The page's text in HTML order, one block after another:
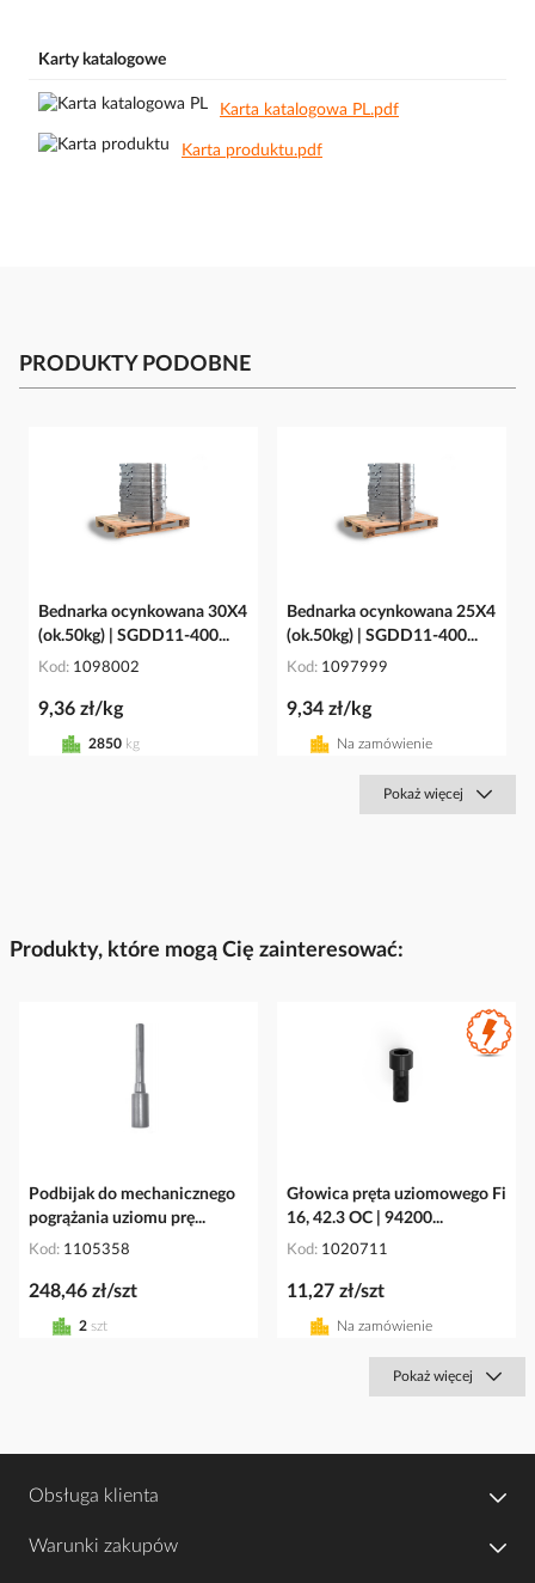
Karty katalogowe
Karta katalogowa PL.pdf
Karta produktu.pdf
PRODUKTY PODOBNE
Bednarka ocynkowana 30X4
(ok.50kg) | SGDD11-400...
Kod 1098002
9,36 zł/kg
2850 kg
Bednarka ocynkowana 25X4
(ok.50kg) | SGDD11-400...
Kod 1097999
9,34 zł/kg
Na zamówienie
Pokaż więcej
Produkty, które mogą Cię zainteresować:
Podbijak do mechanicznego
pogrążania uziomu prę...
Kod 1105358
248,46 zł/szt
2 szt
Głowica pręta uziomowego Fi
16, 42.3 OC | 94200...
Kod 1020711
11,27 zł/szt
Na zamówienie
Pokaż więcej
Obsługa klienta
Warunki zakupów